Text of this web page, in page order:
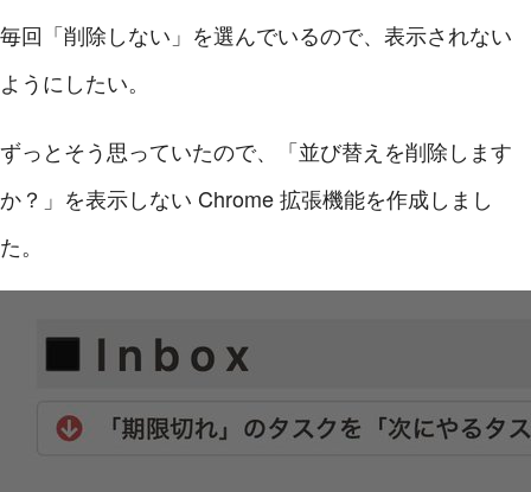
毎回「削除しない」を選んでいるので、表示されない
ようにしたい。
ずっとそう思っていたので、「並び替えを削除します
か？」を表示しない Chrome 拡張機能を作成しまし
た。